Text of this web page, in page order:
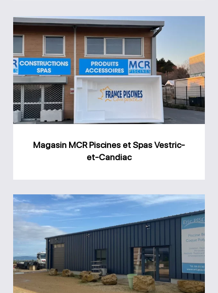
Magasin
MCR
Piscines
et
Spas
Vestric-
et-
Magasin MCR Piscines et Spas Vestric-
et-Candiac
Magasin
Eric
Spa
Saint-